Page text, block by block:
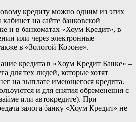
кредиту можно одним из этих
на сайте банковской
и в банкоматах «Хоум Кредит», в
или через электронные
в «Золотой Короне».
кредита в «Хоум Кредит Банке» –
для тех людей, которые хотят
на выплате имеющегося кредита.
и для снятия обременения с
или автокредите). При
залога банку «Хоум Кредит» не